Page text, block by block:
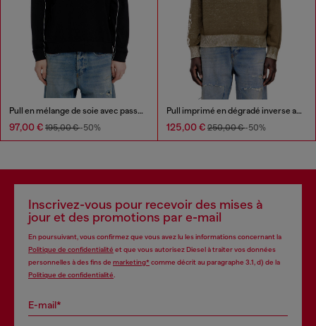
Pull en mélange de soie avec passepoil
97,00 € 195,00 €-50%
Pull imprimé en dégradé inverse avec lettrage
125,00 € 250,00 €-50%
Inscrivez-vous pour recevoir des mises à
jour et des promotions par e-mail
En poursuivant, vous confirmez que vous avez lu les informations concernant la
Politique de confidentialité et que vous autorisez Diesel à traiter vos données
personnelles à des fins de marketing*comme décrit au paragraphe 3.1, d) de la
Politique de confidentialité
E-mail*